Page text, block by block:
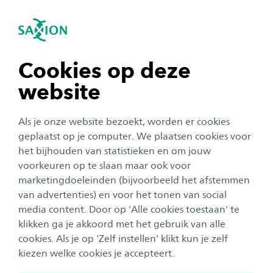
Cookies op deze
website
Als je onze website bezoekt, worden er cookies
geplaatst op je computer. We plaatsen cookies voor
het bijhouden van statistieken en om jouw
voorkeuren op te slaan maar ook voor
marketingdoeleinden (bijvoorbeeld het afstemmen
van advertenties) en voor het tonen van social
media content. Door op 'Alle cookies toestaan' te
klikken ga je akkoord met het gebruik van alle
cookies. Als je op 'Zelf instellen' klikt kun je zelf
kiezen welke cookies je accepteert.
Navigatie openen
tonen
tonen
tonen
tonen
sluiten
Jonge Kind Educatie
Subnavigatie tonen
Gelijke kansen en taal
Taal is het instrument om te leren en nieuwe
kennis op te doen. In het kader van gelijke
kansen is het noodzakelijk om het pedagogisch
en educatief aanbod in het taalonderwijs voor
risicoleerlingen te optimaliseren. Hierbij is de
vraag hoe leerkrachten op effectieve wijze
taalprestaties van hun leerlingen kunnen
stimuleren.
Het taalniveau van kinderen in het primair en
voortgezet onderwijs daalt al jaren. Met name bij
kinderen die opgroeien in een minder taalrijke